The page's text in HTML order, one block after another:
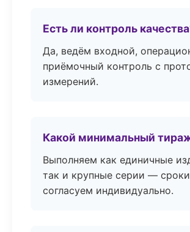
Есть ли контроль
Да, ведём входной,
приёмочный контроль с
измерений.
Какой минимальный
Выполняем как единичные
так и крупные серии — сроки
согласуем индивидуально.